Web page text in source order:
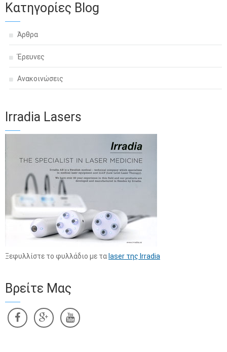
Κατηγορίες Blog
Άρθρα
Έρευνες
Ανακοινώσεις
Irradia Lasers
Ξεφυλλίστε το φυλλάδιο με ταlaser της Irradia
Βρείτε Μας